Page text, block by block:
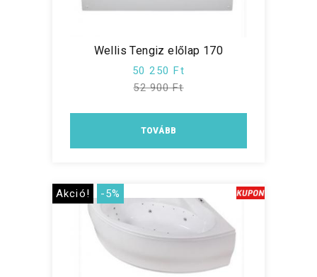
Wellis Tengiz előlap 170
50 250 Ft
52 900 Ft
TOVÁBB
Akció! -5%